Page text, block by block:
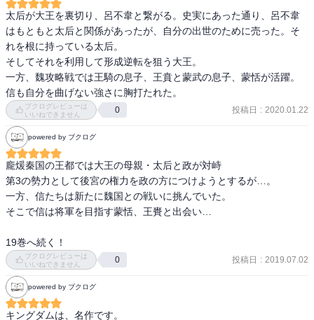
そして歴史上のエピソードで伝わっている通り＆キャラの雰囲気通
り、ひたすらエロスの人っぽい。声でかすぎるしｗ
そして重大な事実を知ってしまった宮女・向ちゃんピンチでしたが
親友・陽ちゃんのファインプレーによって政が動いてくれて助かっ
た！よかった(^^)
敵国の民間人を蹂躙するというのは戦争では常ですが、それに怒っ
てくれた信、かっこいいな★
太后が大王を裏切り、呂不韋と繋がる。史実にあった通り、呂不韋
はもともと太后と関係があったが、自分の出世のために売った。そ
れを根に持っている太后。
そしてそれを利用して形成逆転を狙う大王。
一方、魏攻略戦では王騎の息子、王賁と蒙武の息子、蒙恬が活躍。
信も自分を曲げない強さに胸打たれた。
ブクログレビューは
いいねできません
0 投稿日 : 2020.01.22
powered by ブクログ
龐煖秦国の王都では大王の母親・太后と政が対峙
第3の勢力として後宮の権力を政の方につけようとするが…。
一方、信たちは新たに魏国との戦いに挑んでいた。
そこで信は将軍を目指す蒙恬、王賚と出会い…
19巻へ続く！
ブクログレビューは
いいねできません
0 投稿日 : 2019.07.02
powered by ブクログ
キングダムは、名作です。